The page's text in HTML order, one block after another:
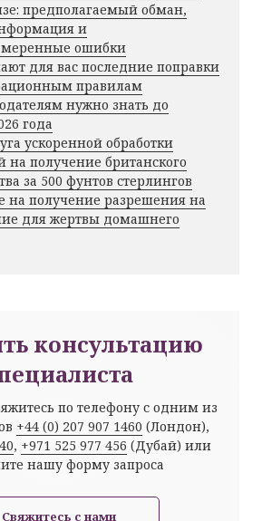
предполагаемый обман,
и
ошибки
для вас последние поправки
правилам
нужно знать до
года
ускоренной обработки
на получение британского
за 500 фунтов стерлингов
на получение разрешения на
для жертвы домашнего
консультацию
по телефону с одним из
+44 (0) 207 907 1460 (Лондон),
, +971 525 977 456 (Дубай) или
нашу форму запроса
Свяжитесь с нами